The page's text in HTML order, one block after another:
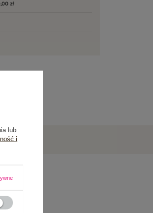
zł
lub
i